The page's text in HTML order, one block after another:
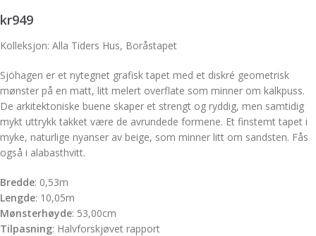
kr949
Kolleksjon: Alla Tiders Hus, Boråstapet
Sjöhagen er et nytegnet grafisk tapet med et diskré geometrisk
mønster på en matt, litt melert overflate som minner om kalkpuss.
De arkitektoniske buene skaper et strengt og ryddig, men samtidig
mykt uttrykk takket være de avrundede formene. Et finstemt tapet i
myke, naturlige nyanser av beige, som minner litt om sandsten. Fås
også i alabasthvitt.
Bredde: 0,53m
Lengde: 10,05m
Mønsterhøyde: 53,00cm
Tilpasning: Halvforskjøvet rapport